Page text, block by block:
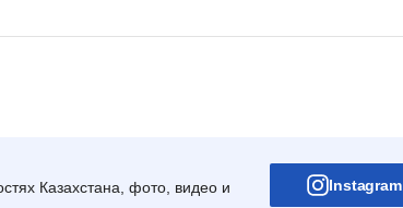
Казахстана, фото, видео и
Instagram